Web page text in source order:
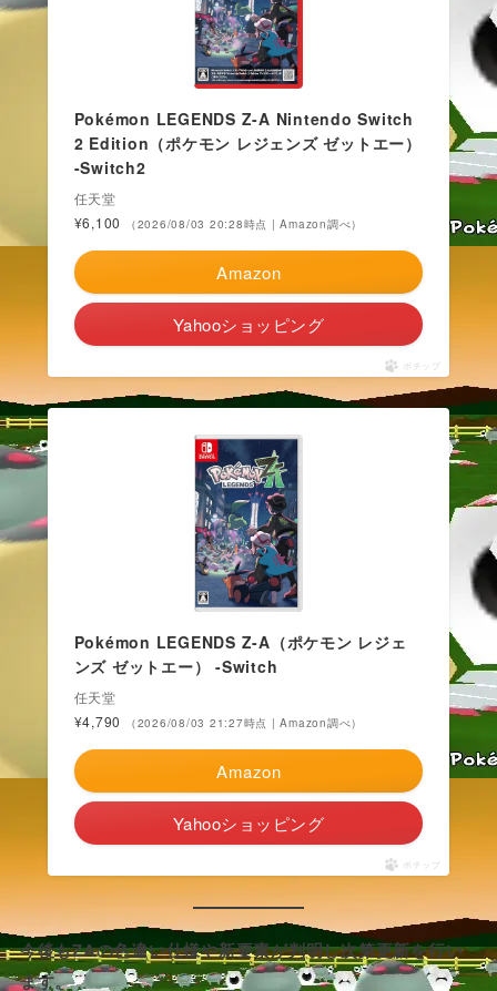
Pokémon LEGENDS Z-A Nintendo Switch
2 Edition（ポケモン レジェンズ ゼットエー）
-Switch2
任天堂
¥6,100
（2026/08/03 20:28時点 | Amazon調べ）
Amazon
Yahooショッピング
ポチップ
Pokémon LEGENDS Z-A（ポケモン レジェ
ンズ ゼットエー） -Switch
任天堂
¥4,790
（2026/08/03 21:27時点 | Amazon調べ）
Amazon
Yahooショッピング
ポチップ
今後もZAの色違い仕様や新要素が判明し次第更新を行い
ます。